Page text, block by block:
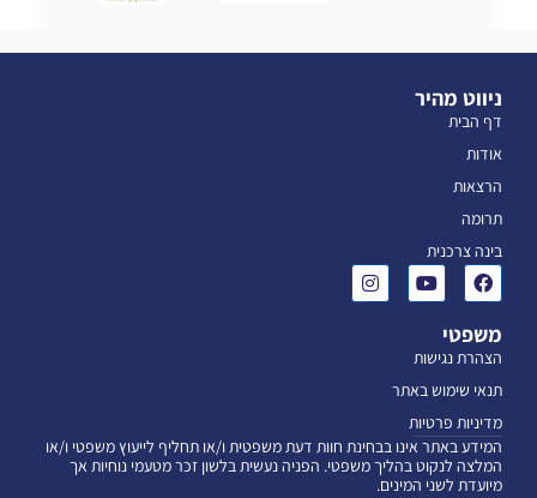
ניווט מהיר
דף הבית
אודות
הרצאות
תרומה
בינה צרכנית
משפטי
הצהרת נגישות
תנאי שימוש באתר
מדיניות פרטיות
המידע באתר אינו בבחינת חוות דעת משפטית ו/או תחליף לייעוץ משפטי ו/או
המלצה לנקוט בהליך משפטי. הפניה נעשית בלשון זכר מטעמי נוחיות אך
מיועדת לשני המינים.